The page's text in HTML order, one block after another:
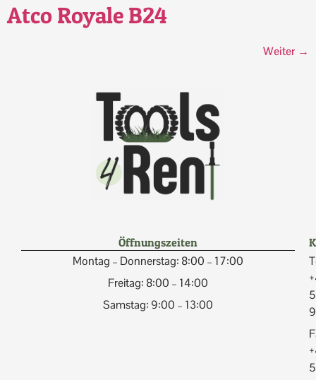
Atco Royale B24
Weiter →
Öffnungszeiten
Montag – Donnerstag: 8:00 – 17:00
Freitag: 8:00 – 14:00
Samstag: 9:00 – 13:00